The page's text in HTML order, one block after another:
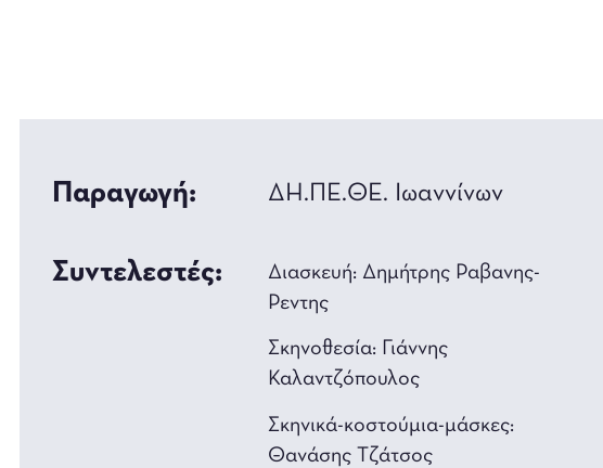
Παραγωγή: ΔΗ.ΠΕ.ΘΕ. Ιωαννίνων
Συντελεστές:
Διασκευή: Δημήτρης Ραβανης-
Ρεντης
Σκηνοθεσία: Γιάννης
Καλαντζόπουλος
Σκηνικά-κοστούμια-μάσκες:
Θανάσης Τζάτσος